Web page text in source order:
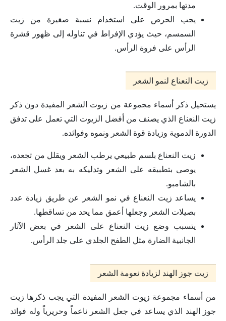
مدتها بمرور الوقت.
يجب الحرص على استخدام نسبة صغيرة من زيت
السمسم، حيث يؤدي الإفراط في تناوله إلى ظهور قشرة
الرأس على فروة الرأس.
زيت النعناع لنمو الشعر
يستحيل ذكر أسماء مجموعة من زيوت الشعر المفيدة دون ذكر
زيت النعناع الذي يصنف من أفضل الزيوت التي تعمل على تدفق
الدورة الدموية وزيادة قوة الشعر ونموه وفوائده.
زيت النعناع بلسم طبيعي يرطب الشعر ويقلل من تجعده،
يوصى بتطبيقه على الشعر وتدليكه به بعد غسل الشعر
بالشامبو.
يساعد زيت النعناع في نمو الشعر عن طريق زيادة عدد
بصيلات الشعر وجعلها أعمق مما يحد من تساقطها.
يتسبب وضع زيت النعناع على الشعر في بعض الآثار
الجانبية الضارة مثل الطفح الجلدي على جلد الرأس.
زيت جوز الهند لزيادة نعومة الشعر
من أسماء مجموعة زيوت الشعر المفيدة التي يجب ذكرها زيت
جوز الهند الذي يساعد في جعل الشعر ناعماً وحريرياً وله فوائد